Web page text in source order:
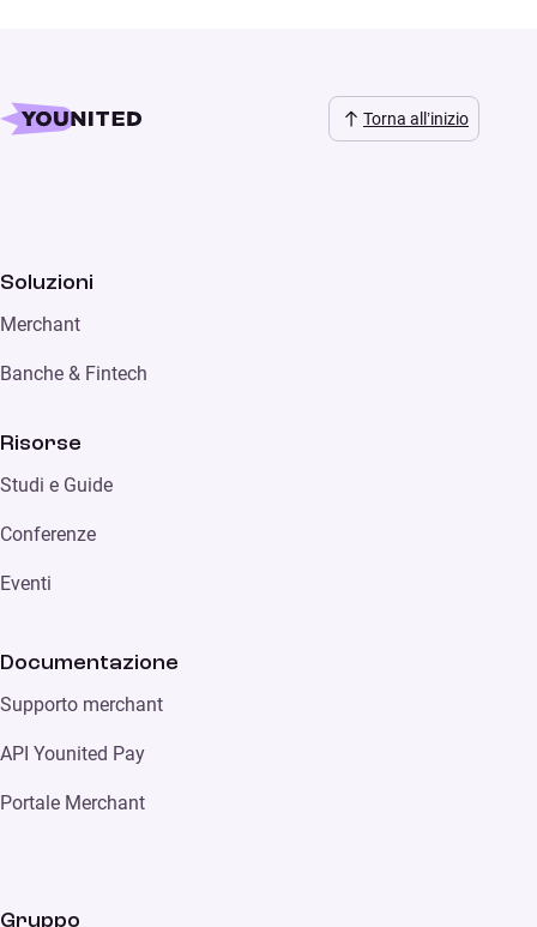
Torna all’inizio
Soluzioni
Merchant
Banche & Fintech
Risorse
Studi e Guide
Conferenze
Eventi
Documentazione
Supporto merchant
API Younited Pay
Portale Merchant
Gruppo